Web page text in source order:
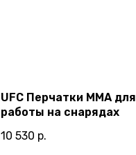
UFC Перчатки MMA для
работы на снарядах
10 530 р.